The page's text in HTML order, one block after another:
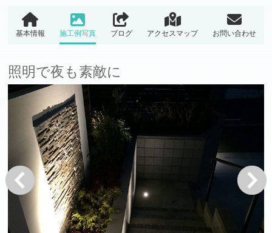
基本情報 施工例写真 ブログ アクセスマップ お問い合わせ
照明で夜も素敵に
戻る 次へ